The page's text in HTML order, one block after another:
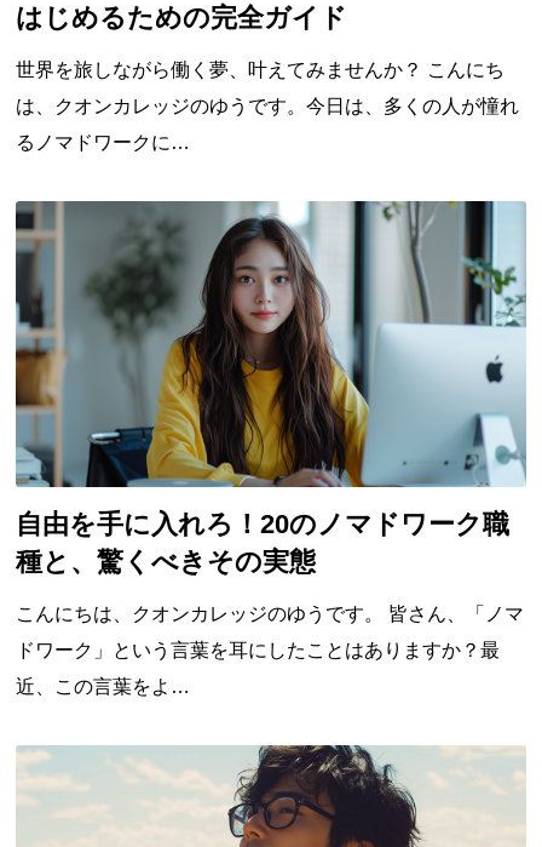
はじめるための完全ガイド
世界を旅しながら働く夢、叶えてみませんか？ こんにち
は、クオンカレッジのゆうです。今日は、多くの人が憧れ
るノマドワークに…
自由を手に入れろ！20のノマドワーク職
種と、驚くべきその実態
こんにちは、クオンカレッジのゆうです。 皆さん、「ノマ
ドワーク」という言葉を耳にしたことはありますか？最
近、この言葉をよ…